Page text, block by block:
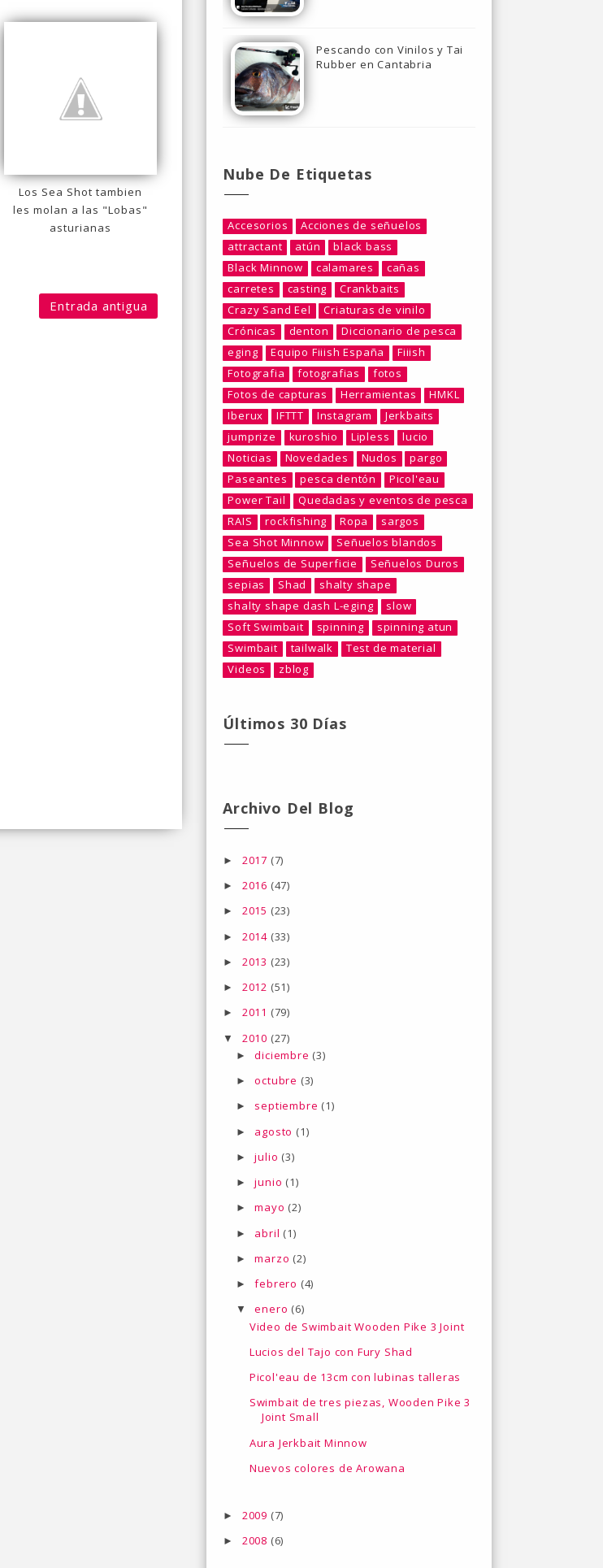
Los Sea Shot tambien
les molan a las "Lobas"
asturianas
Entrada antigua
Pescando con Vinilos y Tai
Rubber en Cantabria
Nube De Etiquetas
Accesorios
Acciones de señuelos
attractant
atún
black bass
Black Minnow
calamares
cañas
carretes
casting
Crankbaits
Crazy Sand Eel
Criaturas de vinilo
Crónicas
denton
Diccionario de pesca
eging
Equipo Fiiish España
Fiiish
Fotografia
fotografias
fotos
Fotos de capturas
Herramientas
HMKL
Iberux
IFTTT Instagram
Jerkbaits
jumprize
kuroshio Lipless
lucio
Noticias
Novedades Nudos
pargo
Paseantes
pesca dentón
Picol'eau
Power Tail
Quedadas y eventos de pesca
RAIS
rockfishing Ropa
sargos
Sea Shot Minnow
Señuelos blandos
Señuelos de Superficie
Señuelos Duros
sepias
Shad
shalty shape
shalty shape dash L-eging
slow
Soft Swimbait
spinning
spinning atun
Swimbait
tailwalk
Test de material
Videos
zblog
Últimos 30 Días
Archivo Del Blog
► 2017 (7)
► 2016 (47)
► 2015 (23)
► 2014 (33)
► 2013 (23)
► 2012 (51)
► 2011 (79)
▼ 2010 (27)
►diciembre (3)
►octubre (3)
► septiembre (1)
► agosto (1)
►julio (3)
►junio (1)
►mayo (2)
► abril (1)
►marzo (2)
►febrero (4)
▼enero (6)
Video de Swimbait Wooden Pike 3 Joint
Lucios del Tajo con Fury Shad
Picol'eau de 13cm con lubinas talleras
Swimbait de tres piezas, Wooden Pike 3
Joint Small
Aura Jerkbait Minnow
Nuevos colores de Arowana
► 2009 (7)
► 2008 (6)